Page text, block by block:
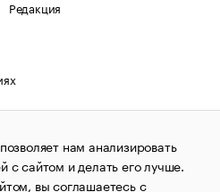
Редакция
соблюдении авторских прав
1995–2026.Сообщения
агентства «РБК»
службой по надзору в сфере
нам анализировать
с сайтом и делать его лучше.
вы соглашаетесь с